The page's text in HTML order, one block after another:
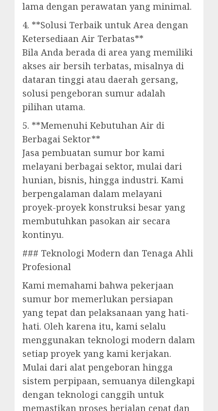
lama dengan perawatan yang minimal.
4. **Solusi Terbaik untuk Area dengan
Ketersediaan Air Terbatas**
Bila Anda berada di area yang memiliki
akses air bersih terbatas, misalnya di
dataran tinggi atau daerah gersang,
solusi pengeboran sumur adalah
pilihan utama.
5. **Memenuhi Kebutuhan Air di
Berbagai Sektor**
Jasa pembuatan sumur bor kami
melayani berbagai sektor, mulai dari
hunian, bisnis, hingga industri. Kami
berpengalaman dalam melayani
proyek-proyek konstruksi besar yang
membutuhkan pasokan air secara
kontinyu.
### Teknologi Modern dan Tenaga Ahli
Profesional
Kami memahami bahwa pekerjaan
sumur bor memerlukan persiapan
yang tepat dan pelaksanaan yang hati-
hati. Oleh karena itu, kami selalu
menggunakan teknologi modern dalam
setiap proyek yang kami kerjakan.
Mulai dari alat pengeboran hingga
sistem perpipaan, semuanya dilengkapi
dengan teknologi canggih untuk
memastikan proses berjalan cepat dan